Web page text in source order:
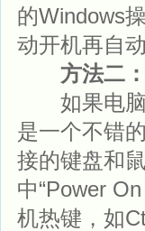
的Windows
动开机再自
方法二
如果电脑
是一个不错
接的键盘和
中“Power
机热键，如